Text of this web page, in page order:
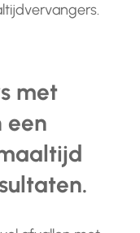
met
een